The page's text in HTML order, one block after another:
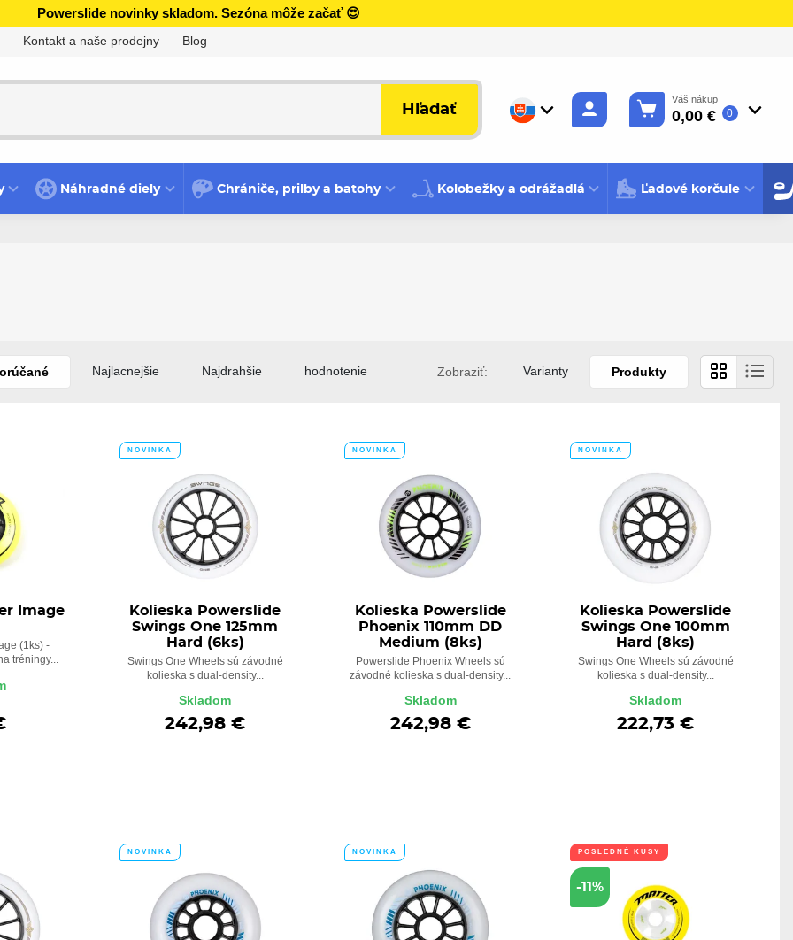
Powerslide novinky skladom. Sezóna môže začať 😍
Kontakt a naše prodejny Blog
Hľadať
Váš nákup
0,00 € 0
Náhradné diely Chrániče, prilby a batohy Kolobežky a odrážadlá Ľadové korčule
Najlacnejšie Najdrahšie hodnotenie Zobraziť: Varianty Produkty
Image
(1ks) -
tréningy...
NOVINKA
Kolieska Powerslide
Swings One 125mm
Hard (6ks)
Swings One Wheels sú závodné
kolieska s dual-density...
Skladom
242,98 €
NOVINKA
Kolieska Powerslide
Phoenix 110mm DD
Medium (8ks)
Powerslide Phoenix Wheels sú
závodné kolieska s dual-density...
Skladom
242,98 €
NOVINKA
Kolieska Powerslide
Swings One 100mm
Hard (8ks)
Swings One Wheels sú závodné
kolieska s dual-density...
Skladom
222,73 €
NOVINKA NOVINKA POSLEDNÉ KUSY
-11%